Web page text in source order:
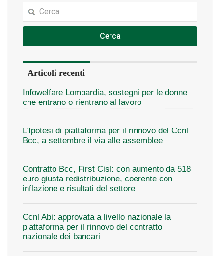
Cerca
Articoli recenti
Infowelfare Lombardia, sostegni per le donne
che entrano o rientrano al lavoro
L’Ipotesi di piattaforma per il rinnovo del Ccnl
Bcc, a settembre il via alle assemblee
Contratto Bcc, First Cisl: con aumento da 518
euro giusta redistribuzione, coerente con
inflazione e risultati del settore
Ccnl Abi: approvata a livello nazionale la
piattaforma per il rinnovo del contratto
nazionale dei bancari